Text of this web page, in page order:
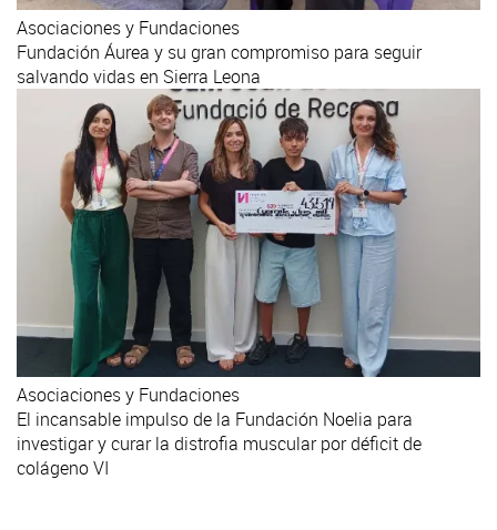
Asociaciones y Fundaciones
Fundación Áurea y su gran compromiso para seguir
salvando vidas en Sierra Leona
Asociaciones y Fundaciones
El incansable impulso de la Fundación Noelia para
investigar y curar la distrofia muscular por déficit de
colágeno VI